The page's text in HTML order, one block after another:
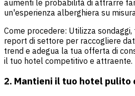
aumenti le probabilità di attrarre
un'esperienza alberghiera su
Come procedere: Utilizza
report di settore per raccogliere
trend e adegua la tua offerta di
il tuo hotel competitivo e attraente.
2. Mantieni il tuo hotel pulito